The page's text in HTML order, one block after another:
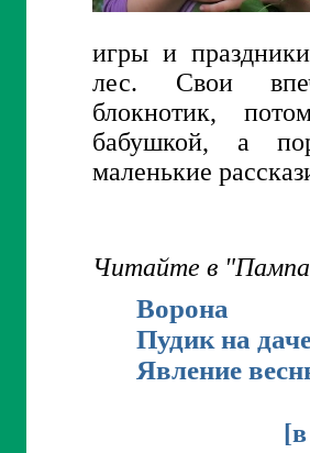
игры и
лес. Свои
блокнотик,
бабушкой, а
маленькие
Читайте в
Ворона
Пудик на
Явление
[